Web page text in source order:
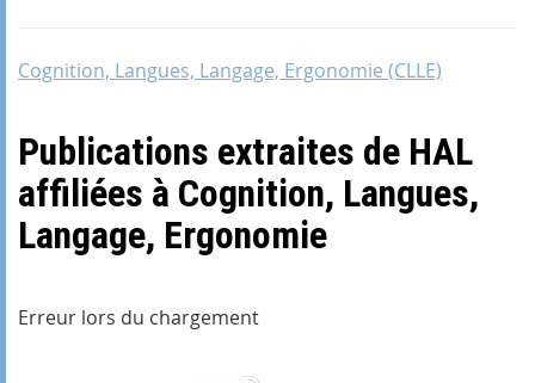
Cognition, Langues, Langage, Ergonomie (CLLE)
Publications extraites de HAL
affiliées à Cognition, Langues,
Langage, Ergonomie
Erreur lors du chargement